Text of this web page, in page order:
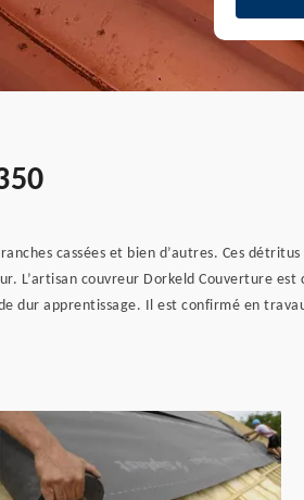
cassées et bien d’autres. Ces
couvreur Dorkeld Couverture est
dur apprentissage. Il est confirmé en